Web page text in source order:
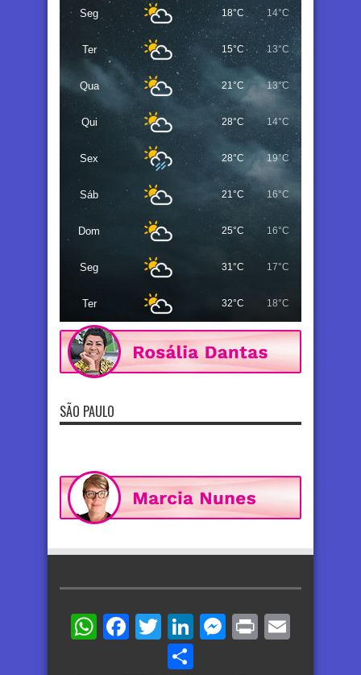
Seg 18°C 14°C
Ter 15°C 13°C
Qua 21°C 13°C
Qui 28°C 14°C
Sex 28°C 19°C
Sáb 21°C 16°C
Dom 25°C 16°C
Seg 31°C 17°C
Ter 32°C 18°C
SÃO PAULO
WhatsApp
Facebook
TwitterLinkedIn
Messenger
Print